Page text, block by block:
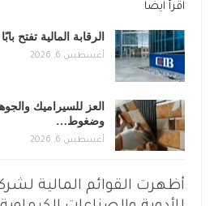
اقرأ ايضًا
الرقابة المالية تفتح
أغسطس 6, 2026
العز للسيراميك
وضغوط…
أغسطس 6, 2026
أظهرت القوائم المالية